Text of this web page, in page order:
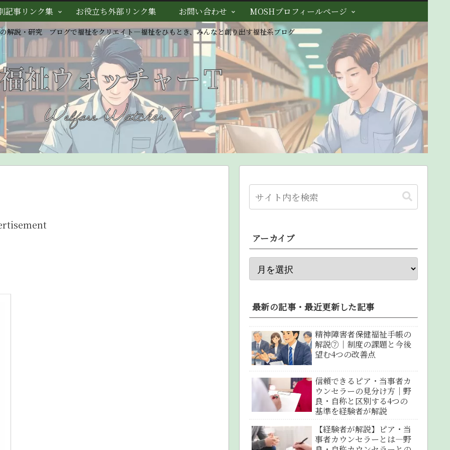
解説・研究 ブログで福祉をクリエイト―福祉をひもとき、みんなと創り出す福祉系ブログ
記事リンク集 お役立ち外部リンク集 お問い合わせ MOSHプロフィールページ
アーカイブ
最新の記事・最近更新した記事
精神障害者保健福祉手帳の
解説⑦｜制度の課題と今後
望む4つの改善点
信頼できるピア・当事者カ
ウンセラーの見分け方｜野
良・自称と区別する4つの
基準を経験者が解説
【経験者が解説】ピア・当
事者カウンセラーとは―野